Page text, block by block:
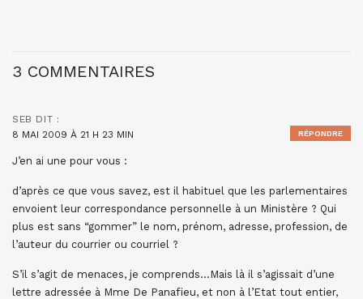
3 COMMENTAIRES
SEB DIT :
8 MAI 2009 À 21 H 23 MIN
J’en ai une pour vous :
d’après ce que vous savez, est il habituel que les parlementaires
envoient leur correspondance personnelle à un Ministère ? Qui
plus est sans “gommer” le nom, prénom, adresse, profession, de
l’auteur du courrier ou courriel ?
S’il s’agit de menaces, je comprends…Mais là il s’agissait d’une
lettre adressée à Mme De Panafieu, et non à l’Etat tout entier,
RÉPONDRE